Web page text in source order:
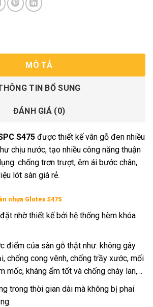
MÔ TẢ
TIN BỔ SUNG
ĐÁNH GIÁ (0)
S475 được thiết kế vân gỗ đen nhiều
chịu nước, tạo nhiều công năng thuận
chống trơn trượt, êm ái bước chân,
lót sàn giá rẻ.
nhựa Glotex S475
nhờ thiết kế bởi hệ thống hèm khóa
điểm của sàn gỗ thật như: không gây
chống cong vênh, chống trầy xước, mối
mốc, kháng ẩm tốt và chống cháy lan,…
trong thời gian dài mà không bị phai